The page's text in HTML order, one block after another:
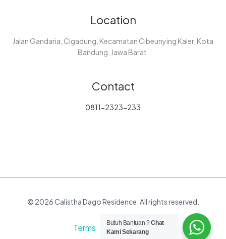
Location
Jalan Gandaria, Cigadung, Kecamatan Cibeunying Kaler, Kota
Bandung, Jawa Barat.
Contact
0811-2323-233
© 2026 Calistha Dago Residence. All rights reserved.
Terms Privacy
Butuh Bantuan ?Chat
Kami Sekarang